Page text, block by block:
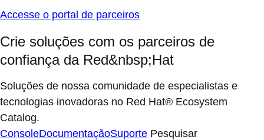
Accesse o portal de parceiros
Crie soluções com os parceiros de
confiança da Red&nbsp;Hat
Soluções de nossa comunidade de especialistas e
tecnologias inovadoras no Red Hat® Ecosystem
Catalog.
ConsoleDocumentaçãoSuporte Pesquisar